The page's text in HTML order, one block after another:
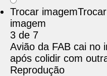
Trocar imagem
imagem
3 de 7
Avião da FAB cai no
após colidir com
Reprodução